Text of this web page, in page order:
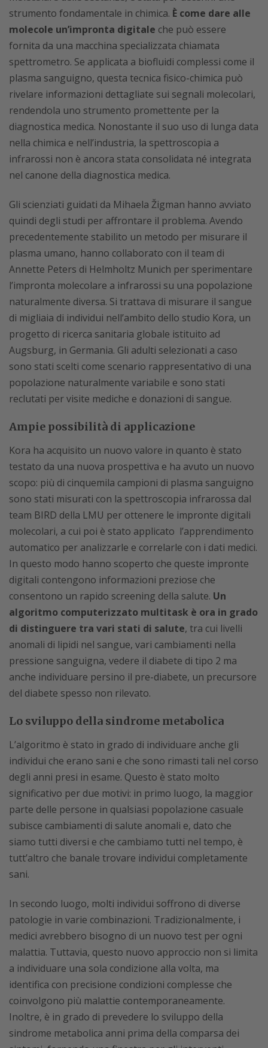
strumento fondamentale in chimica. È come dare alle
molecole un’impronta digitale che può essere
fornita da una macchina specializzata chiamata
spettrometro. Se applicata a biofluidi complessi come il
plasma sanguigno, questa tecnica fisico-chimica può
rivelare informazioni dettagliate sui segnali molecolari,
rendendola uno strumento promettente per la
diagnostica medica. Nonostante il suo uso di lunga data
nella chimica e nell’industria, la spettroscopia a
infrarossi non è ancora stata consolidata né integrata
nel canone della diagnostica medica.
Gli scienziati guidati da Mihaela Žigman hanno avviato
quindi degli studi per affrontare il problema. Avendo
precedentemente stabilito un metodo per misurare il
plasma umano, hanno collaborato con il team di
Annette Peters di Helmholtz Munich per sperimentare
l’impronta molecolare a infrarossi su una popolazione
naturalmente diversa. Si trattava di misurare il sangue
di migliaia di individui nell’ambito dello studio Kora, un
progetto di ricerca sanitaria globale istituito ad
Augsburg, in Germania. Gli adulti selezionati a caso
sono stati scelti come scenario rappresentativo di una
popolazione naturalmente variabile e sono stati
reclutati per visite mediche e donazioni di sangue.
Ampie possibilità di applicazione
Kora ha acquisito un nuovo valore in quanto è stato
testato da una nuova prospettiva e ha avuto un nuovo
scopo: più di cinquemila campioni di plasma sanguigno
sono stati misurati con la spettroscopia infrarossa dal
team BIRD della LMU per ottenere le impronte digitali
molecolari, a cui poi è stato applicato l’apprendimento
automatico per analizzarle e correlarle con i dati medici.
In questo modo hanno scoperto che queste impronte
digitali contengono informazioni preziose che
consentono un rapido screening della salute. Un
algoritmo computerizzato multitask è ora in grado
di distinguere tra vari stati di salute, tra cui livelli
anomali di lipidi nel sangue, vari cambiamenti nella
pressione sanguigna, vedere il diabete di tipo 2 ma
anche individuare persino il pre-diabete, un precursore
del diabete spesso non rilevato.
Lo sviluppo della sindrome metabolica
L’algoritmo è stato in grado di individuare anche gli
individui che erano sani e che sono rimasti tali nel corso
degli anni presi in esame. Questo è stato molto
significativo per due motivi: in primo luogo, la maggior
parte delle persone in qualsiasi popolazione casuale
subisce cambiamenti di salute anomali e, dato che
siamo tutti diversi e che cambiamo tutti nel tempo, è
tutt’altro che banale trovare individui completamente
sani.
In secondo luogo, molti individui soffrono di diverse
patologie in varie combinazioni. Tradizionalmente, i
medici avrebbero bisogno di un nuovo test per ogni
malattia. Tuttavia, questo nuovo approccio non si limita
a individuare una sola condizione alla volta, ma
identifica con precisione condizioni complesse che
coinvolgono più malattie contemporaneamente.
Inoltre, è in grado di prevedere lo sviluppo della
sindrome metabolica anni prima della comparsa dei